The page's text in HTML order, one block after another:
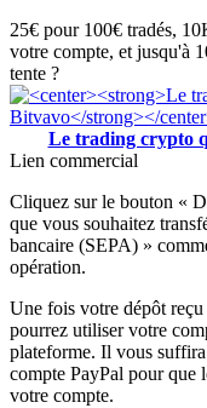
25€ pour 100€ tradés,
votre compte, et jusqu'à
tente ?
Le trading crypto
Lien commercial
Cliquez sur le bouton «
que vous souhaitez
bancaire (SEPA) »
opération.
Une fois votre dépôt
pourrez utiliser votre
plateforme. Il vous
compte PayPal pour que
votre compte.